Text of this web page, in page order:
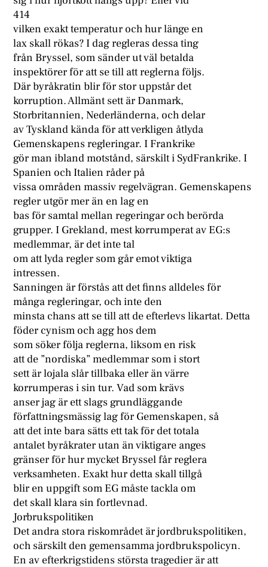
414
vilken exakt temperatur och hur länge en
lax skall rökas? I dag regleras dessa ting
från Bryssel, som sänder ut väl betalda
inspektörer för att se till att reglerna följs.
Där byråkratin blir för stor uppstår det
korruption. Allmänt sett är Danmark,
Storbritannien, Nederländerna, och delar
av Tyskland kända för att verkligen åtlyda
Gemenskapens regleringar. I Frankrike
gör man ibland motstånd, särskilt i SydFrankrike. I
Spanien och Italien råder på
vissa områden massiv regelvägran. Gemenskapens
regler utgör mer än en lag en
bas för samtal mellan regeringar och berörda
grupper. I Grekland, mest korrumperat av EG:s
medlemmar, är det inte tal
om att lyda regler som går emot viktiga
intressen.
Sanningen är förstås att det finns alldeles för
många regleringar, och inte den
minsta chans att se till att de efterlevs likartat. Detta
föder cynism och agg hos dem
som söker följa reglerna, liksom en risk
att de ”nordiska” medlemmar som i stort
sett är lojala slår tillbaka eller än värre
korrumperas i sin tur. Vad som krävs
anser jag är ett slags grundläggande
författningsmässig lag för Gemenskapen, så
att det inte bara sätts ett tak för det totala
antalet byråkrater utan än viktigare anges
gränser för hur mycket Bryssel får reglera
verksamheten. Exakt hur detta skall tillgå
blir en uppgift som EG måste tackla om
det skall klara sin fortlevnad.
Jorbrukspolitiken
Det andra stora riskområdet är jordbrukspolitiken,
och särskilt den gemensamma jordbrukspolicyn.
En av efterkrigstidens största tragedier är att